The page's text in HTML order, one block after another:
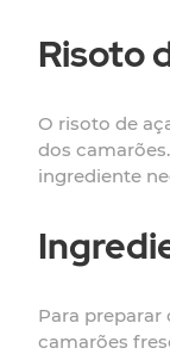
Risoto
O risoto de
dos
ingrediente
Para
camarões